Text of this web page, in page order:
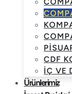
CDF
İÇ VE
Ürünlerimiz